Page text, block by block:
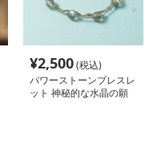
¥2,500(税込)
パワーストーンブレスレ
ット 神秘的な水晶の願